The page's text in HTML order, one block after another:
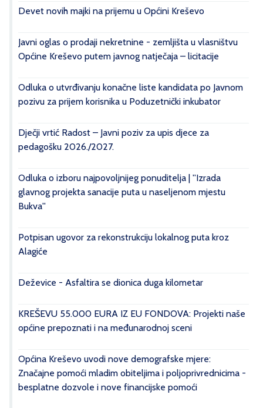
Devet novih majki na prijemu u Općini Kreševo
Javni oglas o prodaji nekretnine - zemljišta u vlasništvu
Općine Kreševo putem javnog natječaja – licitacije
Odluka o utvrđivanju konačne liste kandidata po Javnom
pozivu za prijem korisnika u Poduzetnički inkubator
Dječji vrtić Radost – Javni poziv za upis djece za
pedagošku 2026./2027.
Odluka o izboru najpovoljnijeg ponuditelja | ''Izrada
glavnog projekta sanacije puta u naseljenom mjestu
Bukva''
Potpisan ugovor za rekonstrukciju lokalnog puta kroz
Alagiće
Deževice - Asfaltira se dionica duga kilometar
KREŠEVU 55.000 EURA IZ EU FONDOVA: Projekti naše
općine prepoznati i na međunarodnoj sceni
Općina Kreševo uvodi nove demografske mjere:
Značajne pomoći mladim obiteljima i poljoprivrednicima -
besplatne dozvole i nove financijske pomoći